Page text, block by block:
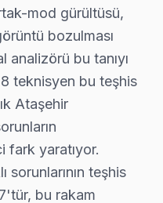
yaş aralıklarındaki
Servisi
park alanları ve
projeleri ve ticari
mod gürültüsü,
bozulması
analizörü bu tanıyı
teknisyen bu teşhis
Ataşehir
fark yaratıyor.
teşhis
bu rakam